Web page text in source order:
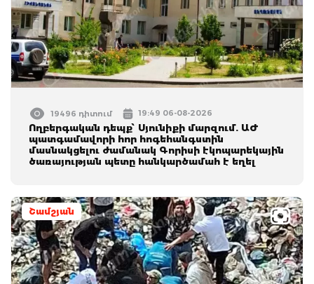
19496 դիտում 19:49 06-08-2026
Ողբերգական դեպք՝ Սյունիքի մարզում. ԱԺ
պատգամավորի հոր հոգեհանգստին
մասնակցելու ժամանակ Գորիսի էկոպարեկային
ծառայության պետը հանկարծամահ է եղել
Շամշյան